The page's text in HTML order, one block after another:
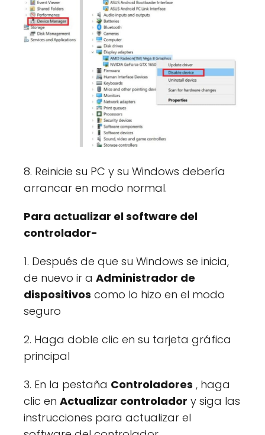
8. Reinicie su PC y su Windows debería
arrancar en modo normal.
Para actualizar el software del
controlador-
1. Después de que su Windows se inicia,
de nuevo ir a Administrador de
dispositivos como lo hizo en el modo
seguro
2. Haga doble clic en su tarjeta gráfica
principal
3. En la pestaña Controladores , haga
clic en Actualizar controlador y siga las
instrucciones para actualizar el